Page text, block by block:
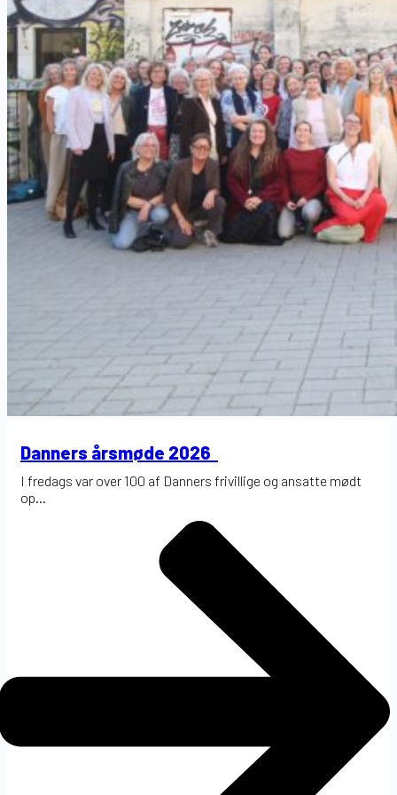
Danners årsmøde 2026
I fredags var over 100 af Danners frivillige og ansatte mødt
op...